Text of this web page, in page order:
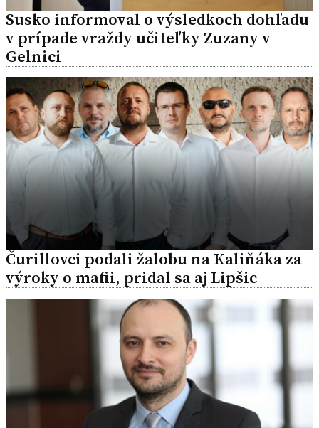
Susko informoval o výsledkoch dohľadu
v prípade vraždy učiteľky Zuzany v
Gelnici
Čurillovci podali žalobu na Kaliňáka za
výroky o mafii, pridal sa aj Lipšic